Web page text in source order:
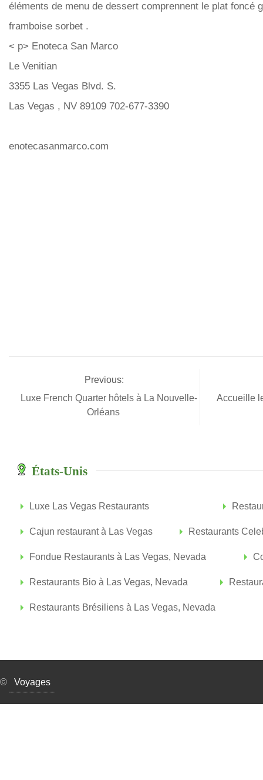
éléments de menu de dessert comprennent le plat foncé
framboise sorbet .
< p> Enoteca San Marco
Le Venitian
3355 Las Vegas Blvd. S.
Las Vegas , NV 89109 702-677-3390
enotecasanmarco.com
Previous:
Luxe French Quarter hôtels à La Nouvelle-
Orléans
Accueille
États-Unis
Luxe Las Vegas Restaurants
Cajun restaurant à Las Vegas Restaurants
Fondue Restaurants à Las Vegas, Nevada
Restaurants Bio à Las Vegas, Nevada
Restaurants Brésiliens à Las Vegas, Nevada
© Voyages